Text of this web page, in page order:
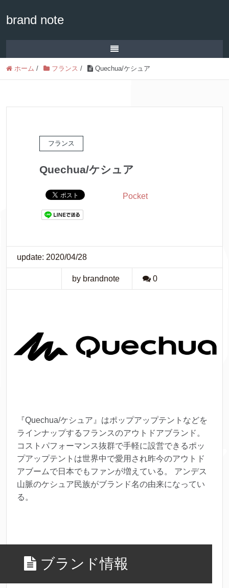
brand note
ホーム / フランス / Quechua/ケシュア
フランス
Quechua/ケシュア
Pocket
update: 2020/04/28
by brandnote 0
『Quechua/ケシュア』はポップアップテントなどを
ラインナップするフランスのアウトドアブランド。
コストパフォーマンス抜群で手軽に設営できるポッ
プアップテントは世界中で愛用され昨今のアウトド
アブームで日本でもファンが増えている。 アンデス
山脈のケシュア民族がブランド名の由来になってい
る。
ブランド情報